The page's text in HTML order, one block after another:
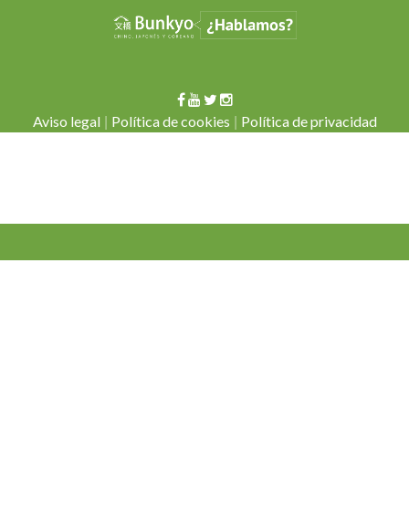
Aviso legal| Política de cookies | Política de privacidad